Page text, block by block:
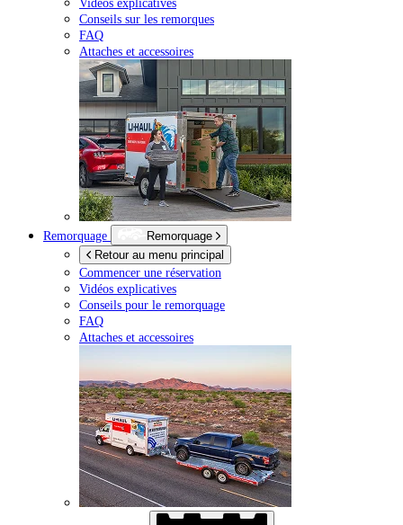
Conseils sur les remorques
FAQ
Attaches et accessoires
Remorquage
Remorquage
Retour au menu principal
Commencer une réservation
Vidéos explicatives
Conseils pour le remorquage
FAQ
Attaches et accessoires